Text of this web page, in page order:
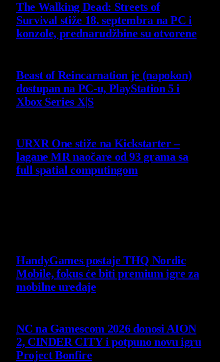
The Walking Dead: Streets of
Survival stiže 18. septembra na PC i
konzole, prednarudžbine su otvorene
Beast of Reincarnation je (napokon)
dostupan na PC-u, PlayStation 5 i
Xbox Series X|S
URXR One stiže na Kickstarter –
lagane MR naočare od 93 grama sa
full spatial computingom
HandyGames postaje THQ Nordic
Mobile, fokus će biti premium igre za
mobilne uređaje
NC na Gamescom 2026 donosi AION
2, CINDER CITY i potpuno novu igru
Project Bonfire